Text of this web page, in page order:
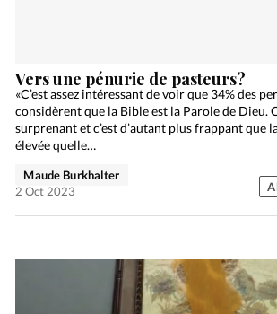
Vers une pénurie de pasteurs?
«C’est assez intéressant de voir que 34% des
considèrent que la Bible est la Parole de Dieu.
surprenant et c’est d’autant plus frappant que
élevée quelle…
Maude Burkhalter
2 Oct 2023